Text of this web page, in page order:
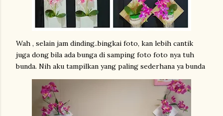
Wah , selain jam dinding..bingkai foto, kan lebih cantik
juga dong bila ada bunga di samping foto foto nya tuh
bunda. Nih aku tampilkan yang paling sederhana ya bunda